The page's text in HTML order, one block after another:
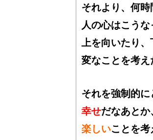
それより、何時
人の心はこうな
上を向いたり、
変なことを考え
それを強制的に
幸せだなあとか
楽しいことを